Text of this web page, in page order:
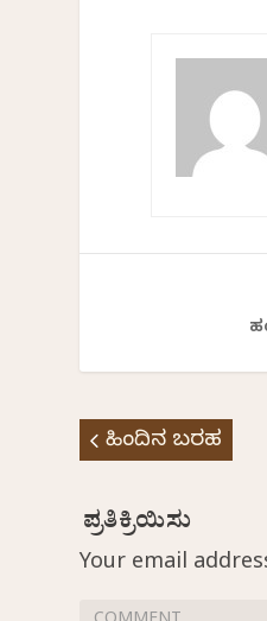
ಹಿಂದಿನ ಬರಹ
Your email